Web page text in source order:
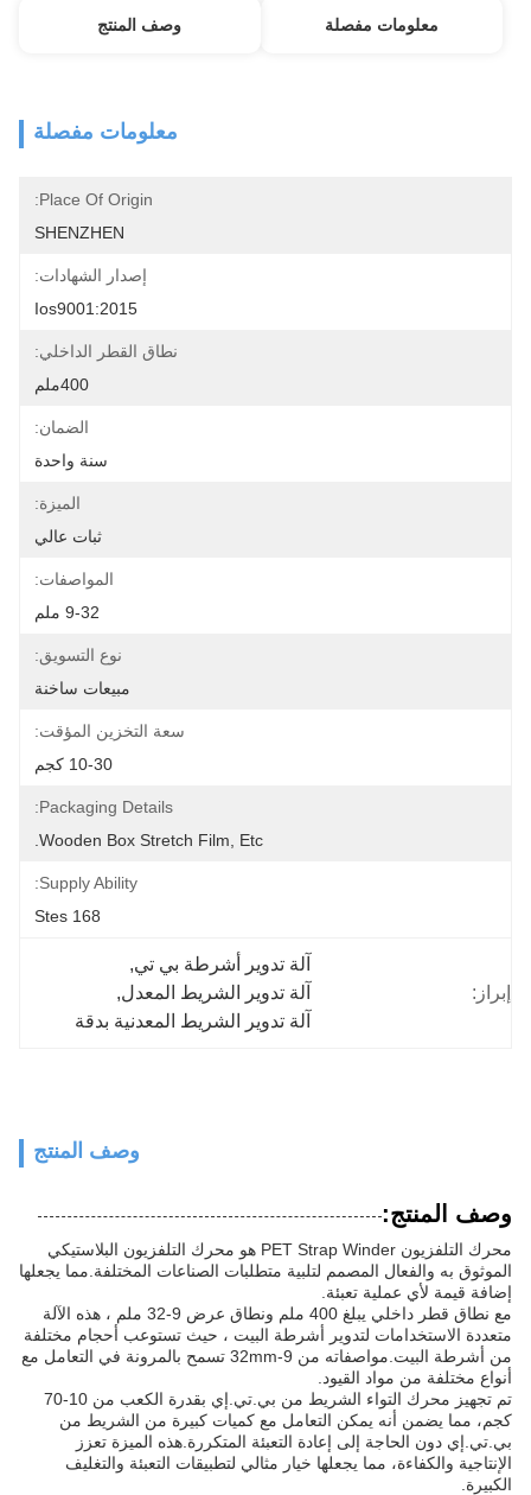
معلومات مفصلة وصف المنتج
معلومات مفصلة
Place Of Origin:
SHENZHEN
إصدار الشهادات:
Ios9001:2015
نطاق القطر الداخلي:
400ملم
الضمان:
سنة واحدة
الميزة:
ثبات عالي
المواصفات:
9-32 ملم
نوع التسويق:
مبيعات ساخنة
سعة التخزين المؤقت:
10-30 كجم
Packaging Details:
Wooden Box Stretch Film, Etc.
Supply Ability:
168 Stes
إبراز:
آلة تدوير أشرطة بي تي,
آلة تدوير الشريط المعدل,
آلة تدوير الشريط المعدنية بدقة
وصف المنتج
وصف المنتج:
محرك التلفزيون PET Strap Winder هو محرك التلفزيون البلاستيكي
الموثوق به والفعال المصمم لتلبية متطلبات الصناعات المختلفة.مما يجعلها
إضافة قيمة لأي عملية تعبئة.
مع نطاق قطر داخلي يبلغ 400 ملم ونطاق عرض 9-32 ملم ، هذه الآلة
متعددة الاستخدامات لتدوير أشرطة البيت ، حيث تستوعب أحجام مختلفة
من أشرطة البيت.مواصفاته من 9-32mm تسمح بالمرونة في التعامل مع
أنواع مختلفة من مواد القيود.
تم تجهيز محرك التواء الشريط من بي.تي.إي بقدرة الكعب من 10-70
كجم، مما يضمن أنه يمكن التعامل مع كميات كبيرة من الشريط من
بي.تي.إي دون الحاجة إلى إعادة التعبئة المتكررة.هذه الميزة تعزز
الإنتاجية والكفاءة، مما يجعلها خيار مثالي لتطبيقات التعبئة والتغليف
الكبيرة.